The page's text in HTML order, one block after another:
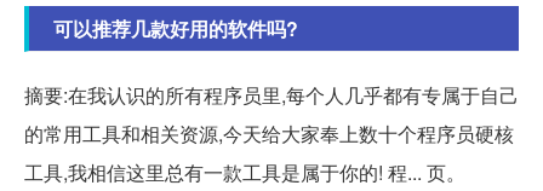
可以推荐几款好用的软件吗?
摘要:在我认识的所有程序员里,每个人几乎都有专属于自己
的常用工具和相关资源,今天给大家奉上数十个程序员硬核
工具,我相信这里总有一款工具是属于你的! 程... 页。